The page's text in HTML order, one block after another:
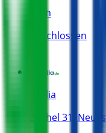
10 m
Geschlossen
Thalia
Büchel 31, Neuss